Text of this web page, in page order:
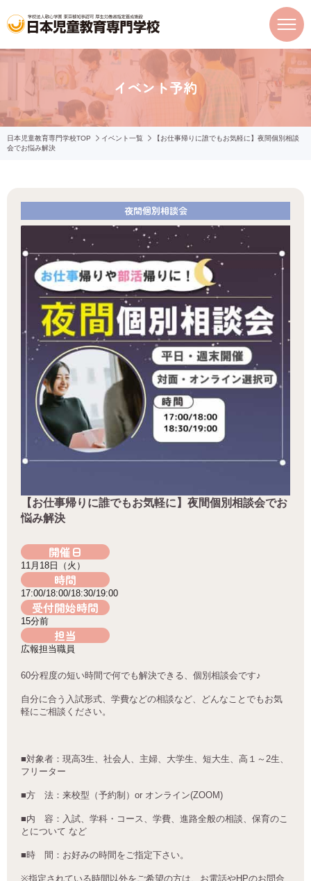
イベント予約
日本児童教育専門学校TOP イベント一覧
【お仕事帰りに誰でもお気軽に】夜間個別相談
会でお悩み解決
夜間個別相談会
【お仕事帰りに誰でもお気軽に】夜間個別相談会でお
悩み解決
開催日
11月18日（火）
時間
17:00/18:00/18:30/19:00
受付開始時間
15分前
担当
広報担当職員
60分程度の短い時間で何でも解決できる、個別相談会です♪
自分に合う入試形式、学費などの相談など、どんなことでもお気
軽にご相談ください。
■対象者：現高3生、社会人、主婦、大学生、短大生、高１～ 2生、
フリーター
■方 法：来校型（予約制） or オンライン(ZOOM)
■内 容：入試、学科・コース、学費、進路全般の相談、保育のこ
とについて など
■時 間：お好みの時間をご指定下さい。
※指定されている時間以外をご希望の方は、お電話やHPのお問合